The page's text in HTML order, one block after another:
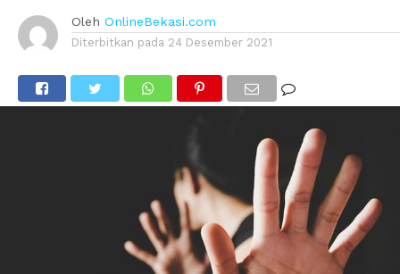
Oleh OnlineBekasi.com
Diterbitkan pada 24 Desember 2021